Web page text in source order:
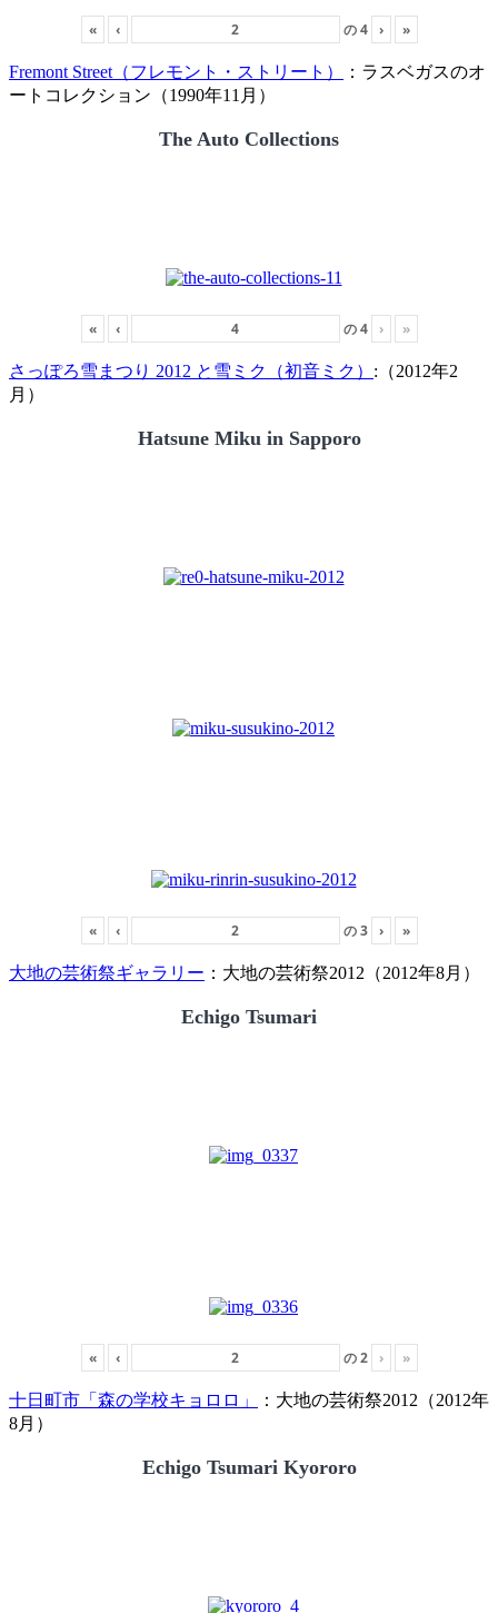
« ‹ の4 › »
Fremont Street（フレモント・ストリート）
：ラスベガスのオ
ートコレクション（1990年11月）
The Auto Collections
« ‹ の4 › »
さっぽろ雪まつり 2012 と雪ミク（初音ミク） :（2012年2
月）
Hatsune Miku in Sapporo
« ‹ の3 › »
大地の芸術祭ギャラリー ：大地の芸術祭2012（2012年8月）
Echigo Tsumari
« ‹ の2 › »
十日町市「森の学校キョロロ」
：大地の芸術祭2012（2012年
8月）
Echigo Tsumari Kyororo